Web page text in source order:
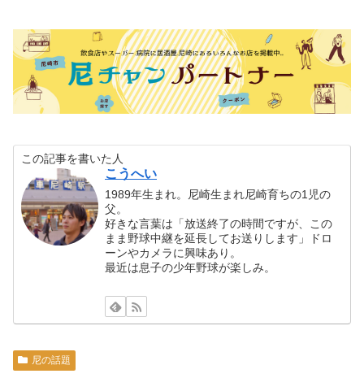
この記事を書いた人
こうへい
1989年生まれ。尼崎生まれ尼崎育ちの1児の
父。
好きな言葉は「放送終了の時間ですが、この
まま野球中継を延長してお送りします」ドロ
ーンやカメラに興味あり。
最近は息子の少年野球が楽しみ。
尼の話題